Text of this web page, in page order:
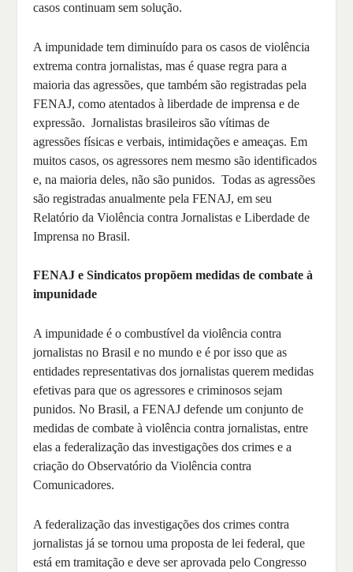
casos continuam sem solução.
A impunidade tem diminuído para os casos de violência
extrema contra jornalistas, mas é quase regra para a
maioria das agressões, que também são registradas pela
FENAJ, como atentados à liberdade de imprensa e de
expressão. Jornalistas brasileiros são vítimas de
agressões físicas e verbais, intimidações e ameaças. Em
muitos casos, os agressores nem mesmo são identificados
e, na maioria deles, não são punidos. Todas as agressões
são registradas anualmente pela FENAJ, em seu
Relatório da Violência contra Jornalistas e Liberdade de
Imprensa no Brasil.
FENAJ e Sindicatos propõem medidas de combate à
impunidade
A impunidade é o combustível da violência contra
jornalistas no Brasil e no mundo e é por isso que as
entidades representativas dos jornalistas querem medidas
efetivas para que os agressores e criminosos sejam
punidos. No Brasil, a FENAJ defende um conjunto de
medidas de combate à violência contra jornalistas, entre
elas a federalização das investigações dos crimes e a
criação do Observatório da Violência contra
Comunicadores.
A federalização das investigações dos crimes contra
jornalistas já se tornou uma proposta de lei federal, que
está em tramitação e deve ser aprovada pelo Congresso